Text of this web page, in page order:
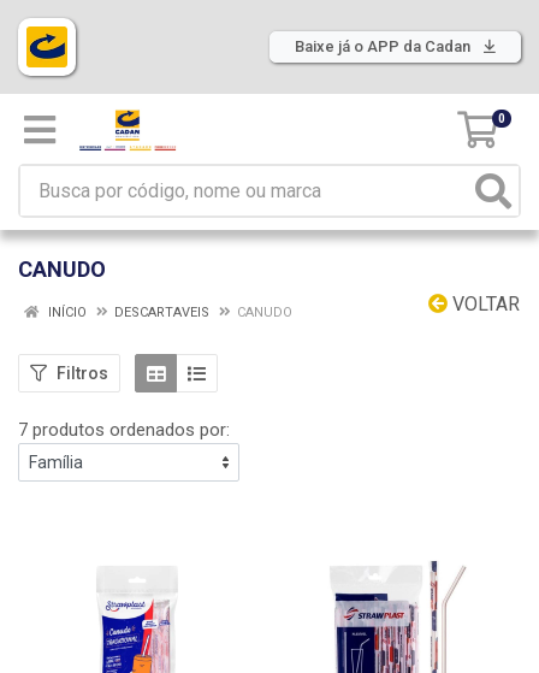
Baixe já o APP da Cadan
0
CANUDO
VOLTAR
INÍCIO DESCARTAVEIS CANUDO
Filtros
7 produtos ordenados por: